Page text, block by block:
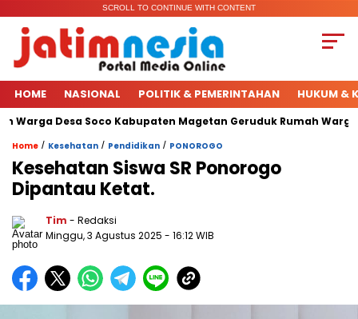
SCROLL TO CONTINUE WITH CONTENT
HOME NASIONAL POLITIK & PEMERINTAHAN HUKUM &
Desa Soco Kabupaten Magetan Geruduk Rumah Warga.
Home / Kesehatan / Pendidikan / PONOROGO
Kesehatan Siswa SR Ponorogo
Dipantau Ketat.
Tim - Redaksi
Minggu, 3 Agustus 2025 - 16:12 WIB